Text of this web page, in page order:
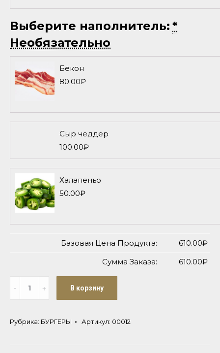
Выберите наполнитель: *
Необязательно
Бекон
80.00₽
Сыр чеддер
100.00₽
Халапеньо
50.00₽
Базовая Цена Продукта:
610.00₽
Сумма Заказа:
610.00₽
В корзину
Рубрика: БУРГЕРЫ Артикул: 00012